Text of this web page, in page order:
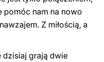
pomóc nam na nowo
Z miłością, a
dzisiaj grają dwie